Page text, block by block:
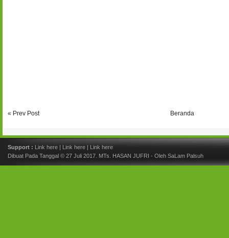
« Prev Post Beranda
Support : Link here | Link here | Link here
Dibuat Pada Tanggal © 27 Juli 2017. MTs. HASAN JUFRI - Oleh SaLam Palsuh